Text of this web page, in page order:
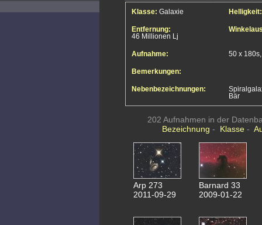
Klasse: Galaxie Helligkeit:
Entfernung:
46 Millionen Lj
Aufnahme: 50 x
Bemerkungen:
Nebenbezeichnungen:
Bär
202 Aufnahmen in der
Bezeichnung - Klasse -
Arp 273
2011-09-29
Barnard 33
2009-01-22